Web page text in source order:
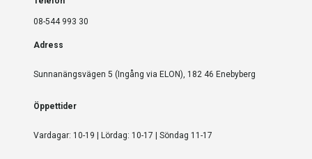
08-544 993 30
Adress
Sunnanängsvägen 5 (Ingång via ELON), 182 46 Enebyberg
Öppettider
Vardagar: 10-19 | Lördag: 10-17 | Söndag 11-17